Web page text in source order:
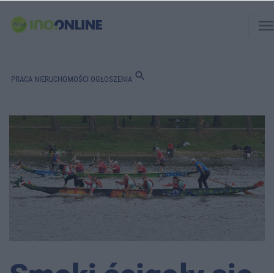
PRACA NIERUCHOMOŚCI OGŁOSZENIA search